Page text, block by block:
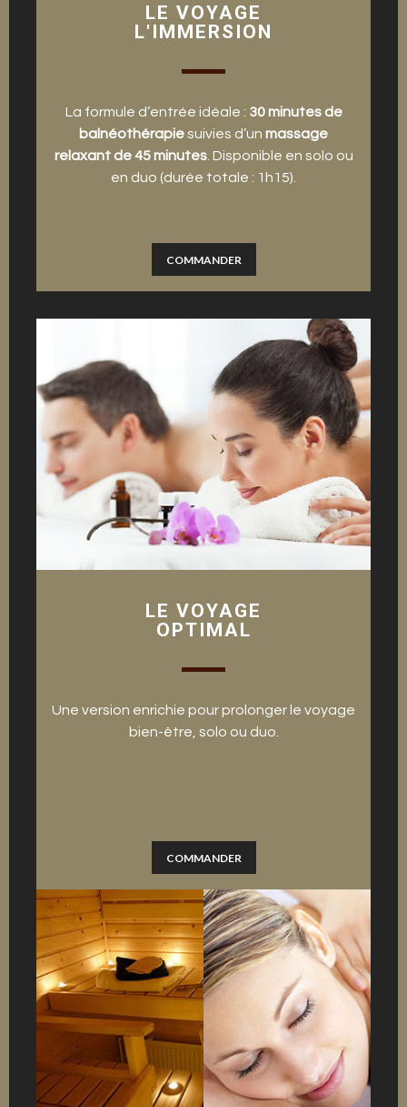
LE VOYAGE
L'IMMERSION
La formule d’entrée idéale : 30 minutes de
balnéothérapiesuivies d’un massage
relaxant de 45 minutes. Disponible en solo ou
en duo (durée totale : 1h15).
COMMANDER
LE VOYAGE
OPTIMAL
Une version enrichie pour prolonger le voyage
bien-être, solo ou duo.
COMMANDER